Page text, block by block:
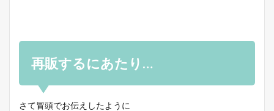
再販するにあたり…
さて冒頭でお伝えしたように